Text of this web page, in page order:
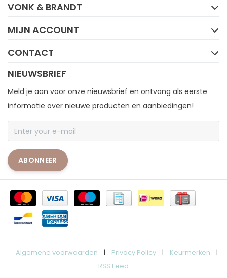
VONK & BRANDT
MIJN ACCOUNT
CONTACT
NIEUWSBRIEF
Meld je aan voor onze nieuwsbrief en ontvang als eerste
informatie over nieuwe producten en aanbiedingen!
ABONNEER
Algemene voorwaarden | Privacy Policy | Keurmerken
|
RSS Feed